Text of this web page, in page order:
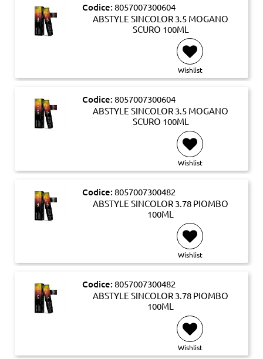
Codice: 8057007300604
ABSTYLE SINCOLOR 3.5 MOGANO
SCURO 100ML
Wishlist
Codice: 8057007300604
ABSTYLE SINCOLOR 3.5 MOGANO
SCURO 100ML
Wishlist
Codice: 8057007300482
ABSTYLE SINCOLOR 3.78 PIOMBO
100ML
Wishlist
Codice: 8057007300482
ABSTYLE SINCOLOR 3.78 PIOMBO
100ML
Wishlist